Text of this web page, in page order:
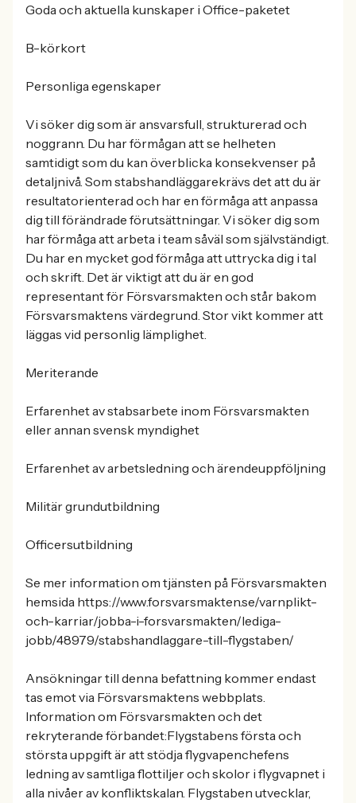
Goda och aktuella kunskaper i Office-paketet
B-körkort
Personliga egenskaper
Vi söker dig som är ansvarsfull, strukturerad och
noggrann. Du har förmågan att se helheten
samtidigt som du kan överblicka konsekvenser på
detaljnivå. Som stabshandläggarekrävs det att du är
resultatorienterad och har en förmåga att anpassa
dig till förändrade förutsättningar. Vi söker dig som
har förmåga att arbeta i team såväl som självständigt.
Du har en mycket god förmåga att uttrycka dig i tal
och skrift. Det är viktigt att du är en god
representant för Försvarsmakten och står bakom
Försvarsmaktens värdegrund. Stor vikt kommer att
läggas vid personlig lämplighet.
Meriterande
Erfarenhet av stabsarbete inom Försvarsmakten
eller annan svensk myndighet
Erfarenhet av arbetsledning och ärendeuppföljning
Militär grundutbildning
Officersutbildning
Se mer information om tjänsten på Försvarsmakten
hemsida https://www.forsvarsmakten.se/varnplikt-
och-karriar/jobba-i-forsvarsmakten/lediga-
jobb/48979/stabshandlaggare-till-flygstaben/
Ansökningar till denna befattning kommer endast
tas emot via Försvarsmaktens webbplats.
Information om Försvarsmakten och det
rekryterande förbandet:Flygstabens första och
största uppgift är att stödja flygvapenchefens
ledning av samtliga flottiljer och skolor i flygvapnet i
alla nivåer av konfliktskalan. Flygstaben utvecklar,